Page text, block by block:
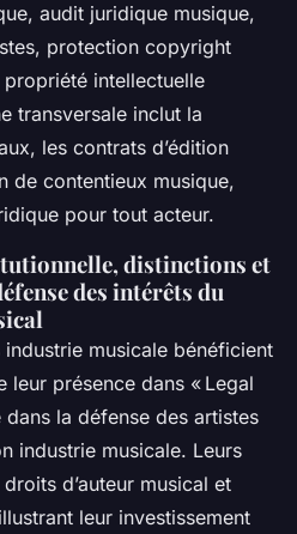
audit juridique musique,
protection copyright
intellectuelle
transversale inclut la
les contrats d’édition
de contentieux musique,
pour tout acteur.
distinctions et
des intérêts du
musicale bénéficient
leur présence dans « Legal
la défense des artistes
industrie musicale. Leurs
d’auteur musical et
leur investissement